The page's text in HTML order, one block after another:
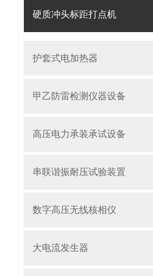
硬质冲头标距打点机
护套式电加热器
甲乙防雷检测仪器设备
高压电力承装承试设备
串联谐振耐压试验装置
数字高压无线核相仪
大电流发生器